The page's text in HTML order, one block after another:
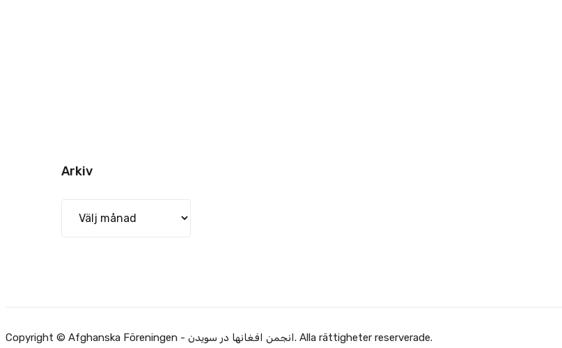
Arkiv
Copyright © Afghanska Föreningen - انجمن افغانها در سویدن. Alla rättigheter reserverade.